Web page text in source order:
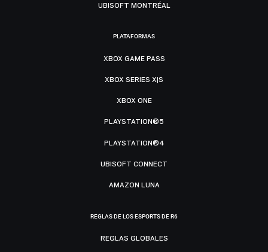
UBISOFT MONTRÉAL
PLATAFORMAS
XBOX GAME PASS
XBOX SERIES X|S
XBOX ONE
PLAYSTATION®5
PLAYSTATION®4
UBISOFT CONNECT
AMAZON LUNA
REGLAS DE LOS ESPORTS DE R6
REGLAS GLOBALES